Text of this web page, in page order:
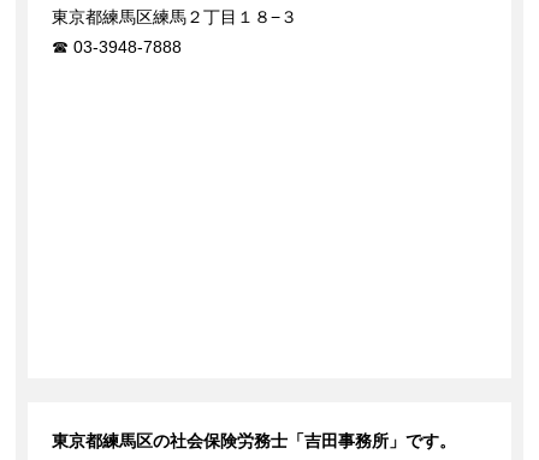
東京都練馬区練馬２丁目１８−３
03-3948-7888
東京都練馬区の社会保険労務士「吉田事務所」です。